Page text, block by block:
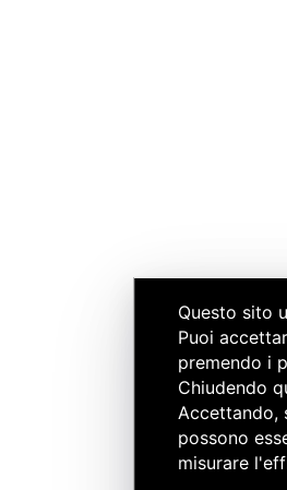
Questo sito
Puoi
premendo i
Chiudendo
Accettando,
possono
misurare